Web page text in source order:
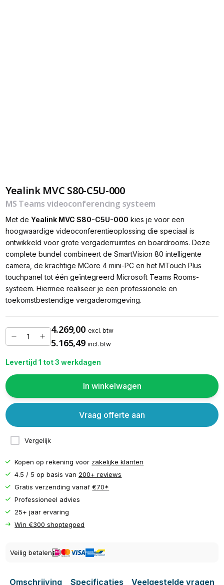
Yealink MVC S80-C5U-000
MS Teams videoconferencing systeem
Met de Yealink MVC S80-C5U-000 kies je voor een
hoogwaardige videoconferentieoplossing die speciaal is
ontwikkeld voor grote vergaderruimtes en boardrooms. Deze
complete bundel combineert de SmartVision 80 intelligente
camera, de krachtige MCore 4 mini-PC en het MTouch Plus
touchpanel tot één geïntegreerd Microsoft Teams Rooms-
systeem. Hiermee realiseer je een professionele en
toekomstbestendige vergaderomgeving.
4.269,00 excl. btw
5.165,49 incl. btw
Levertijd 1 tot 3 werkdagen
In winkelwagen
Vergelijk
Vraag offerte aan
Kopen op rekening voor zakelijke klanten
4.5 / 5 op basis van 200+ reviews
Gratis verzending vanaf€70*
Professioneel advies
25+ jaar ervaring
Win €300 shoptegoed
Veilig betalen
Omschrijving Specificaties Veelgestelde vragen